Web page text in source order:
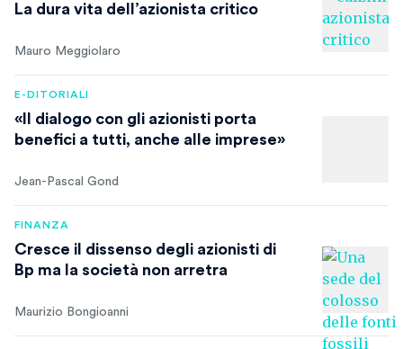
La dura vita dell’azionista critico
Mauro Meggiolaro
E-DITORIALI
«Il dialogo con gli azionisti porta
benefici a tutti, anche alle imprese»
Jean-Pascal Gond
FINANZA
Cresce il dissenso degli azionisti di
Bp ma la società non arretra
Maurizio Bongioanni